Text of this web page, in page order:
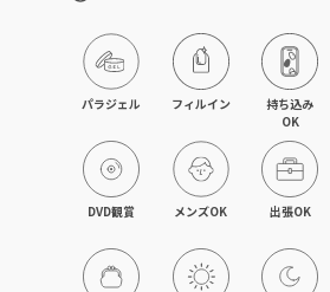
藤沢・湘南台・江ノ島
武蔵小杉・日吉・綱島
相模大野・小田急相模原
東林間・中央林間・南林間
大和・さがみ野・二俣川
パラジェル フィルイン
持ち込み
OK
DVD観賞 メンズOK 出張OK